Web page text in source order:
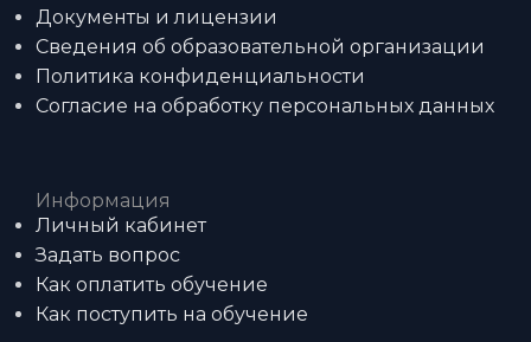
Документы и лицензии
Сведения об образовательной организации
Политика конфиденциальности
Согласие на обработку персональных данных
Информация
Личный кабинет
Задать вопрос
Как оплатить обучение
Как поступить на обучение